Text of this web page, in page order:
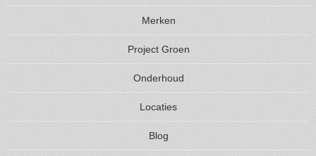
Merken
Project Groen
Onderhoud
Locaties
Blog